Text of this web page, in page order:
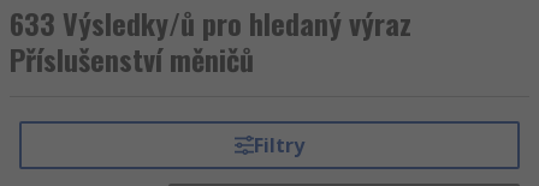
633 Výsledky/ů pro hledaný výraz
Příslušenství měničů
Filtry